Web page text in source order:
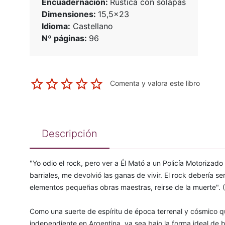
Encuadernación: Rústica con solapas
Dimensiones: 15,5x23
Idioma: Castellano
Nº páginas: 96
Comenta y valora este libro
Descripción
"Yo odio el rock, pero ver a Él Mató a un Policía
barriales, me devolvió las ganas de vivir. El rock debería
elementos pequeñas obras maestras, reirse de la muerte".
Como una suerte de espíritu de época terrenal y cósmico
independiente en Argentina, ya sea bajo la forma ideal de